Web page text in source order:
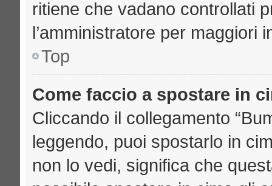
ritiene che vadano controllati
l’amministratore per maggiori
Top
Come faccio a spostare in
Cliccando il collegamento
leggendo, puoi spostarlo in
non lo vedi, significa che